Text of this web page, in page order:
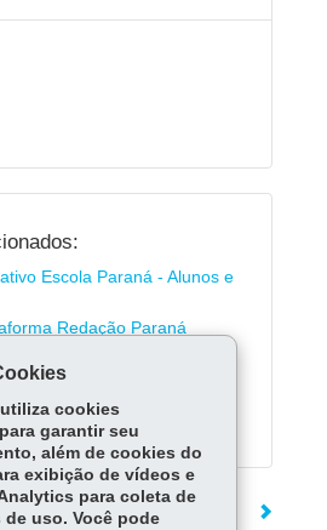
Escola Paraná - Alunos e
Redação Paraná
para as dúvidas mais
coronavírus (Covid-19)
cookies
garantir seu
além de cookies do
exibição de vídeos e
para coleta de
uso. Você pode